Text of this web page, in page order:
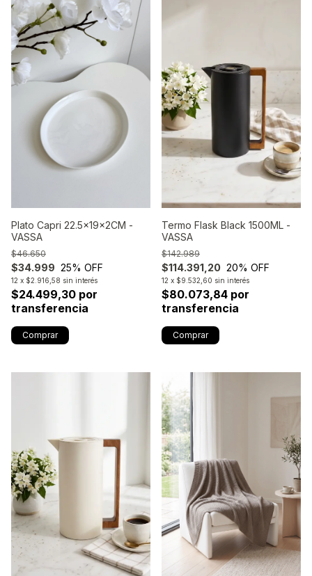
Plato Capri 22.5x19x2CM -
VASSA
$34.999
$46.650
25% OFF
12 x $2.916,58 sin interés
$24.499,30 por
transferencia
Termo Flask Black 1500ML -
VASSA
$114.391,20
$142.989
20% OFF
12 x $9.532,60 sin interés
$80.073,84 por
transferencia